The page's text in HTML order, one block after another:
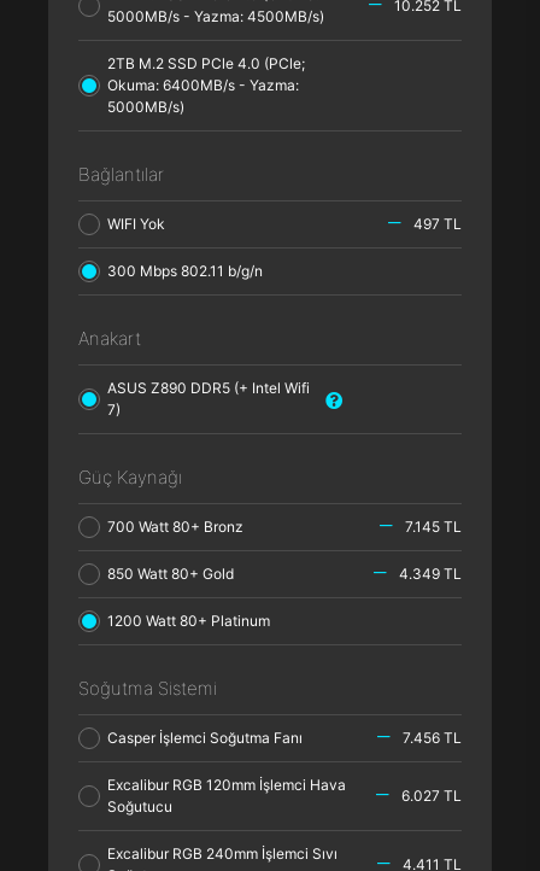
5000MB/s - Yazma: 4500MB/s)
10.252 TL
2TB M.2 SSD PCle 4.0 (PCle;
Okuma: 6400MB/s - Yazma:
5000MB/s)
Bağlantılar
WIFI Yok 497 TL
300 Mbps 802.11 b/g/n
Anakart
ASUS Z890 DDR5 (+ Intel Wifi
7)
Güç Kaynağı
700 Watt 80+ Bronz 7.145 TL
850 Watt 80+ Gold 4.349 TL
1200 Watt 80+ Platinum
Soğutma Sistemi
Casper İşlemci Soğutma Fanı 7.456 TL
Excalibur RGB 120mm İşlemci Hava
Soğutucu
6.027 TL
Excalibur RGB 240mm İşlemci Sıvı
4.411 TL